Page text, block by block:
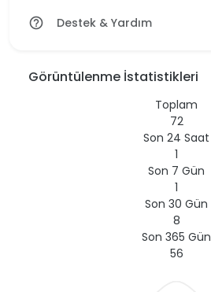
help_outline Destek & Yardım
Görüntülenme İstatistikleri
Toplam
72
Son 24 Saat
1
Son 7 Gün
1
Son 30 Gün
8
Son 365 Gün
56